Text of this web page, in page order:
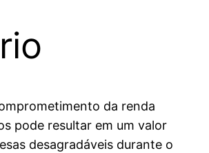
da renda
pode resultar em um valor
desagradáveis durante o